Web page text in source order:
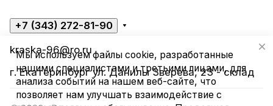
+7 (343) 272-81-90
kraska-96@ro.ru
г. Екатеринбург ул. Данилы Зверева, 23 - склад
Мы используем файлы cookie, разработанные
нашими специалистами и третьими лицами, для
анализа событий на нашем веб-сайте, что
позволяет нам улучшать взаимодействие с